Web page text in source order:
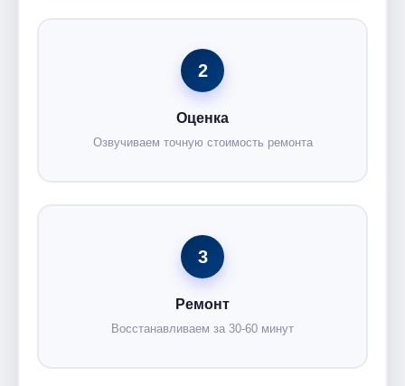
2
Оценка
Озвучиваем точную стоимость ремонта
3
Ремонт
Восстанавливаем за 30-60 минут